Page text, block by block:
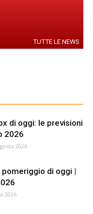
TUTTE LE NEWS
di oggi: le previsioni
2026
2026
di oggi |
2026